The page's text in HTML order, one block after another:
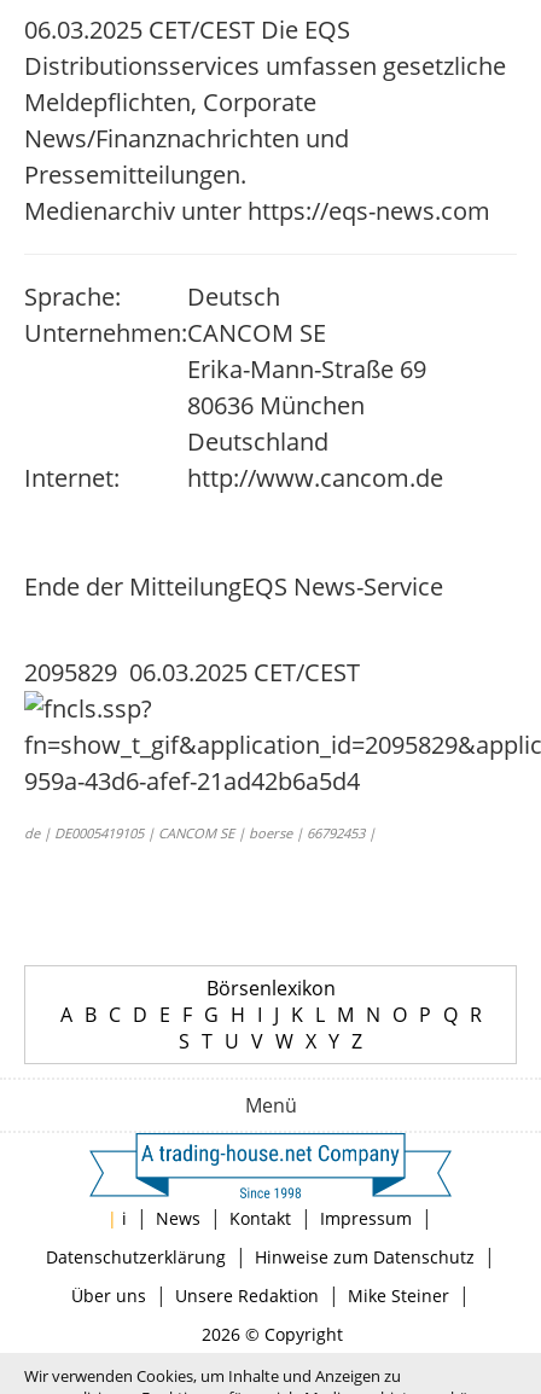
06.03.2025 CET/CEST Die EQS
Distributionsservices umfassen gesetzliche
Meldepflichten, Corporate
News/Finanznachrichten und
Pressemitteilungen.
Medienarchiv unter https://eqs-news.com
Sprache:
Deutsch
Unternehmen:CANCOM SE
Erika-Mann-Straße 69
80636 München
Deutschland
Internet:
http://www.cancom.de
Ende der MitteilungEQS News-Service
2095829 06.03.2025 CET/CEST
de | DE0005419105 | CANCOM SE | boerse | 66792453 |
Börsenlexikon
A B C D E F G H I J K L M N O P Q R
S T U V W X Y Z
Menü
| i | News | Kontakt | Impressum |
Datenschutzerklärung| Hinweise zum Datenschutz |
Über uns | Unsere Redaktion | Mike Steiner|
2026 © Copyright
Wir verwenden Cookies, um Inhalte und Anzeigen zu